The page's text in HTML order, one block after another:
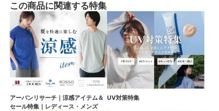
この商品に関連する特集
アーバンリサーチ｜涼感アイテム＆
セール特集｜レディース・メンズ
UV対策特集